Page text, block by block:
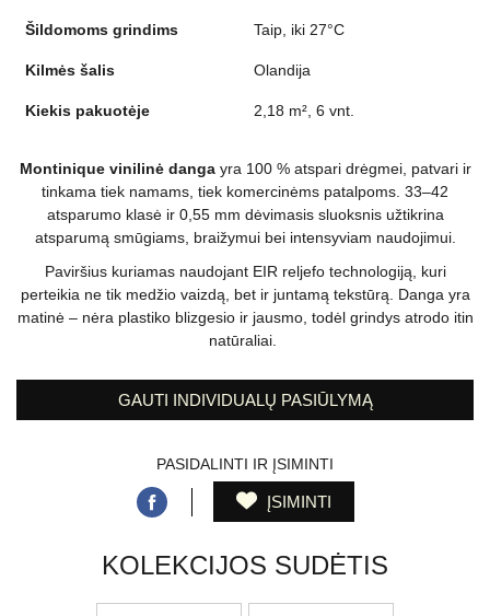
Šildomoms grindims Taip, iki 27°C
Kilmės šalis Olandija
Kiekis pakuotėje 2,18 m², 6 vnt.
Montinique vinilinė dangayra 100 % atspari drėgmei, patvari ir
tinkama tiek namams, tiek komercinėms patalpoms. 33–42
atsparumo klasė ir 0,55 mm dėvimasis sluoksnis užtikrina
atsparumą smūgiams, braižymui bei intensyviam naudojimui.
Paviršius kuriamas naudojant EIR reljefo technologiją, kuri
perteikia ne tik medžio vaizdą, bet ir juntamą tekstūrą. Danga yra
matinė – nėra plastiko blizgesio ir jausmo, todėl grindys atrodo itin
natūraliai.
GAUTI INDIVIDUALŲ PASIŪLYMĄ
PASIDALINTI IR ĮSIMINTI
ĮSIMINTI
KOLEKCIJOS SUDĖTIS